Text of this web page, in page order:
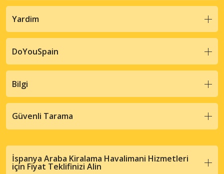
Yardim
DoYouSpain
Bilgi
Güvenli Tarama
İspanya Araba Kiralama Havalimani Hizmetleri
için Fiyat Teklifinizi Alin